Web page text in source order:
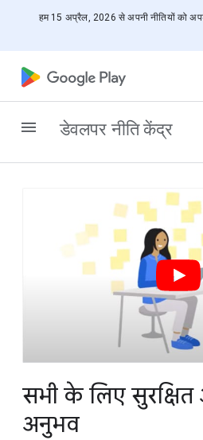
हम 15 अप्रैल, 2026 से अपनी नीतियों को
डेवलपर नीति केंद्र
सभी के लिए
अनुभव